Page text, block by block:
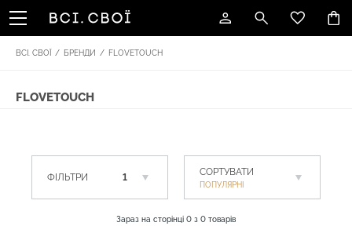
ВСІ. СВОЇ / БРЕНДИ / FLOVETOUCH
FLOVETOUCH
ФІЛЬТРИ 1 СОРТУВАТИ
ПОПУЛЯРНІ
Зараз на сторінці 0 з 0 товарів